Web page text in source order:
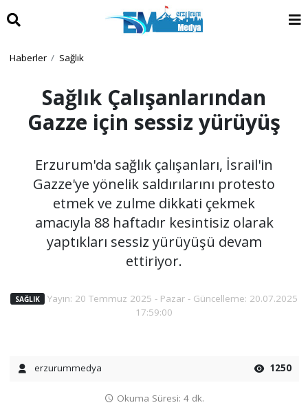
Haberler Sağlık
Sağlık Çalışanlarından
Gazze için sessiz yürüyüş
Erzurum'da sağlık çalışanları, İsrail'in
Gazze'ye yönelik saldırılarını protesto
etmek ve zulme dikkati çekmek
amacıyla 88 haftadır kesintisiz olarak
yaptıkları sessiz yürüyüşü devam
ettiriyor.
SAĞLIK Yayın: 20 Temmuz 2025 - Pazar - Güncelleme: 20.07.2025
17:59:00
erzurummedya 1250
Okuma Süresi: 4 dk.